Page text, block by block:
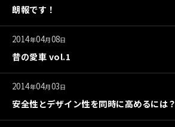
朗報です！
2014年04月08日
昔の愛車 vol.1
2014年04月03日
安全性とデザイン性を同時に高めるには？